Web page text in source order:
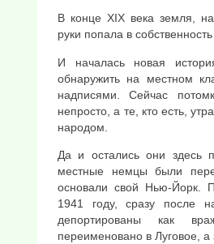
В конце XIX века земля,
руки попала в
И началась новая
обнаружить на местном
надписями. Сейчас
непросто, а те, кто есть,
народом.
Да и остались они здесь
местные немцы были
основали свой Нью-Йорк.
1941 году, сразу после
депортированы как
переименовано в Луговое,